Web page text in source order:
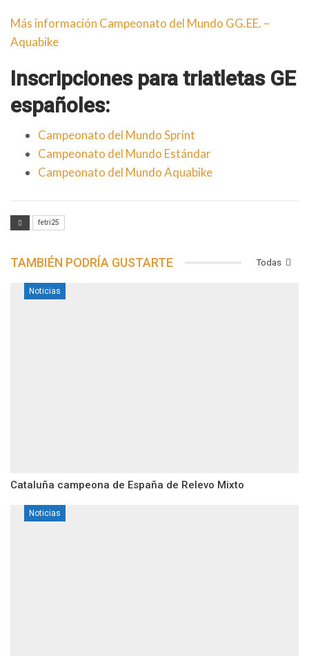
Más información Campeonato del Mundo GG.EE. –
Aquabike
Inscripciones para triatletas GE
españoles:
Campeonato del Mundo Sprint
Campeonato del Mundo Estándar
Campeonato del Mundo Aquabike
fetri25
Todas
TAMBIÉN PODRÍA GUSTARTE
Noticias
Cataluña campeona de España de Relevo Mixto
Noticias